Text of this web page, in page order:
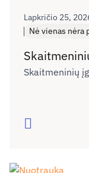
Lapkričio 25,
Nė vienas nėra
Skaitmeninių
Skaityti